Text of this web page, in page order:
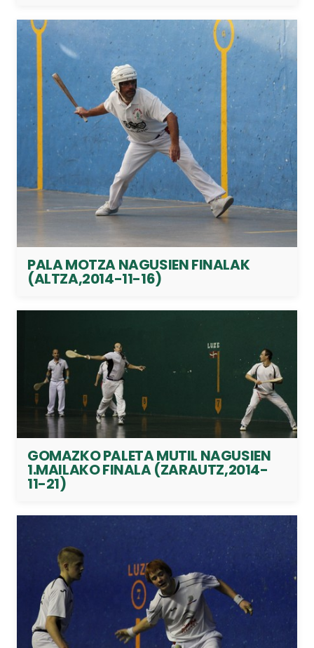
PALA MOTZA NAGUSIEN FINALAK
(ALTZA,2014-11-16)
GOMAZKO PALETA MUTIL NAGUSIEN
1.MAILAKO FINALA (ZARAUTZ,2014-
11-21)